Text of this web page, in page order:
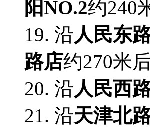
阳NO.2约240
19. 沿人民东
路店约270米后
20. 沿人民西
21. 沿天津北